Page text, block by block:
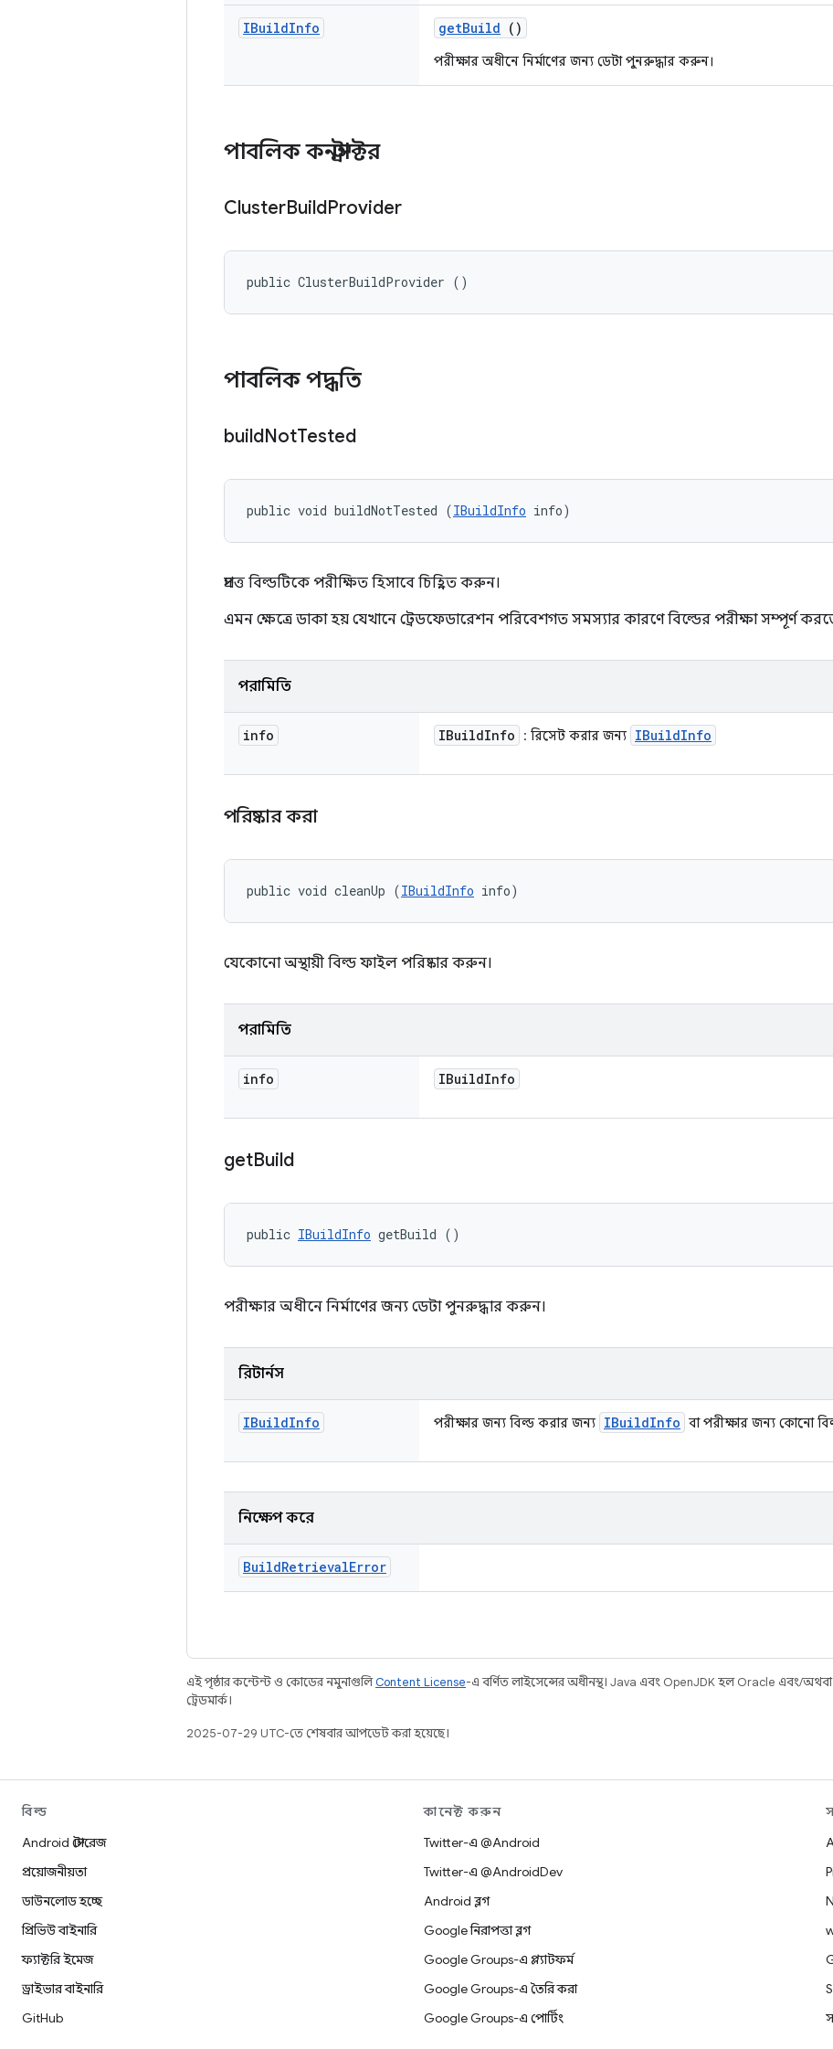
IBuildInfo getBuild ()
পরীক্ষার অধীনে নির্মাণের জন্য ডেটা পুনরুদ্ধার করুন।
পাবলিক কনস্ট্রাক্টর
ClusterBuildProvider
public ClusterBuildProvider ()
পাবলিক পদ্ধতি
buildNotTested
public void buildNotTested (IBuildInfo info)
প্রদত্ত বিল্ডটিকে পরীক্ষিত হিসাবে চিহ্নিত করুন।
এমন ক্ষেত্রে ডাকা হয় যেখানে ট্রেডফেডারেশন পরিবেশগত সমস্যার কারণে বিল্ডের পরীক্ষা সম্পূর্ণ
পরামিতি
info IBuildInfo : রিসেট করার জন্য IBuildInfo
পরিষ্কার করা
public void cleanUp (IBuildInfo info)
যেকোনো অস্থায়ী বিল্ড ফাইল পরিষ্কার করুন।
পরামিতি
info IBuildInfo
getBuild
public IBuildInfo getBuild ()
পরীক্ষার অধীনে নির্মাণের জন্য ডেটা পুনরুদ্ধার করুন।
রিটার্নস
IBuildInfo পরীক্ষার জন্য বিল্ড করার জন্য IBuildInfo বা পরীক্ষার জন্য কোনো
নিক্ষেপ করে
BuildRetrievalError
এই পৃষ্ঠার কন্টেন্ট ও কোডের নমুনাগুলিContent License-এ বর্ণিত লাইসেন্সের অধীনস্থ। Java এবং OpenJDK হল Oracle এবং/অথবা
ট্রেডমার্ক।
2025-07-29 UTC-তে শেষবার আপডেট করা হয়েছে।
বিল্ড
Android স্টোরেজ
প্রয়োজনীয়তা
ডাউনলোড হচ্ছে
প্রিভিউ বাইনারি
ফ্যাক্টরি ইমেজ
ড্রাইভার বাইনারি
GitHub
কানেক্ট করুন
Twitter-এ @Android
Twitter-এ @AndroidDev
Android ব্লগ
Google নিরাপত্তা ব্লগ
Google Groups-এ প্ল্যাটফর্ম
Google Groups-এ তৈরি করা
Google Groups-এ পোর্টিং